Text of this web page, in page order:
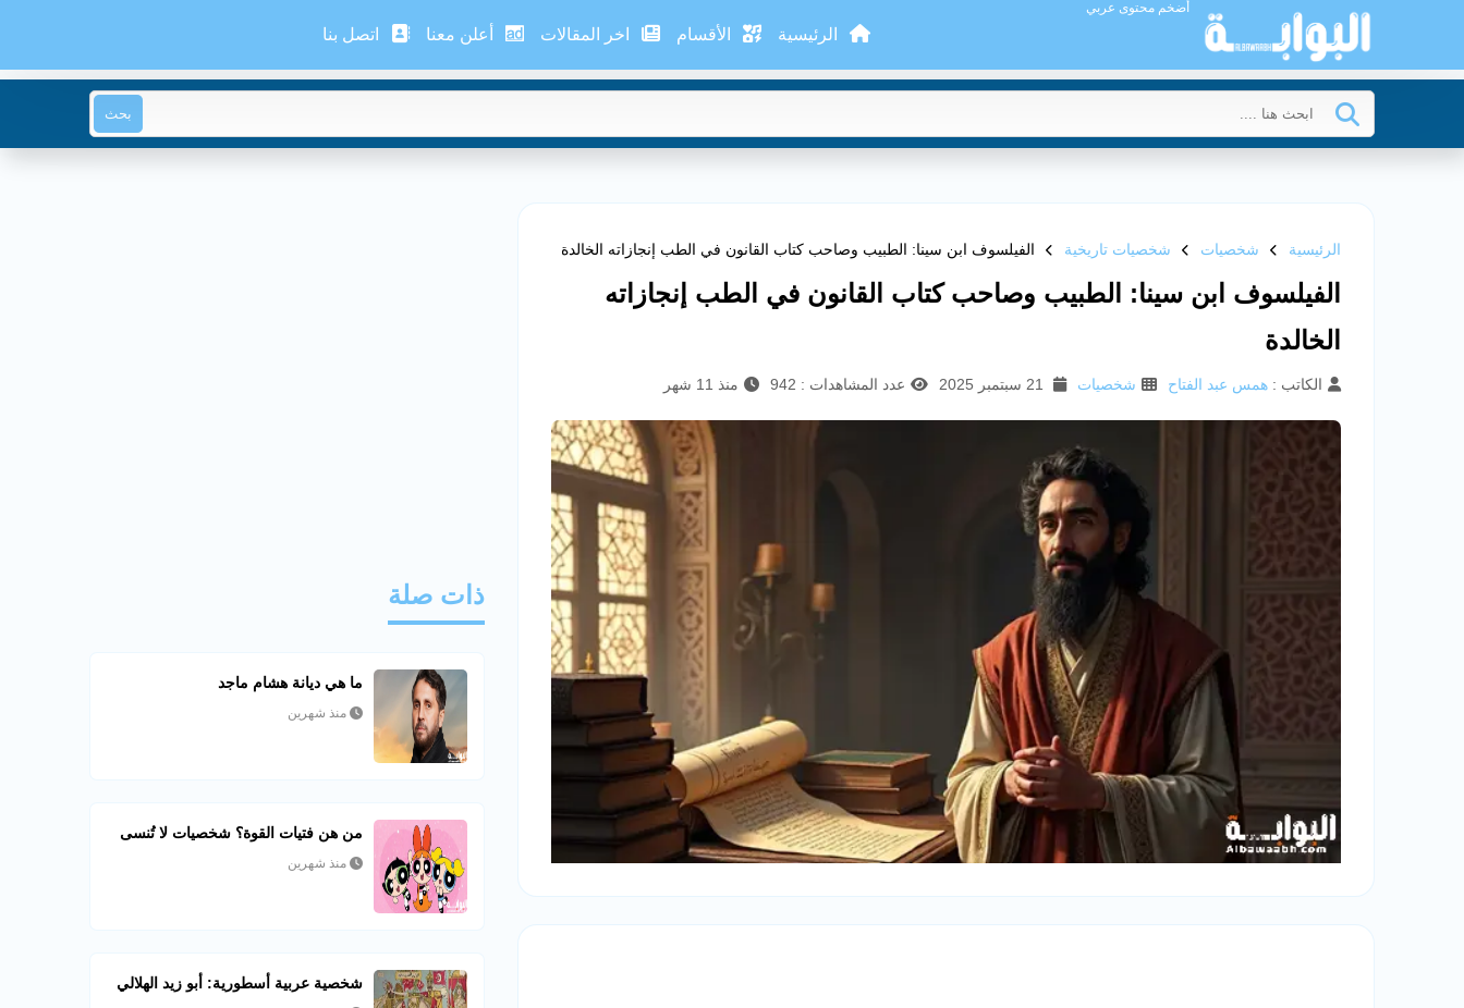
أضخم محتوى عربي
الرئيسية الأقسام اخر المقالات أعلن معنا اتصل بنا
بحث
الرئيسية شخصيات شخصيات تاريخية الفيلسوف ابن سينا: الطبيب وصاحب كتاب القانون في الطب إنجازاته الخالدة
الفيلسوف ابن سينا: الطبيب وصاحب كتاب القانون في الطب إنجازاته
الخالدة
الكاتب : همس عبد الفتاح شخصيات عدد المشاهدات : 942 منذ 11 شهر
ذات صلة
ما هي ديانة هشام ماجد
منذ شهرين
من هن فتيات القوة؟ شخصيات لا تُنسى
منذ شهرين
شخصية عربية أسطورية: أبو زيد الهلالي